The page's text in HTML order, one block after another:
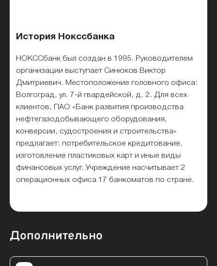
История Нокссбанка
НОКССбанк был создан в 1995. Руководителем
организации выступает Синюков Виктор
Дмитриевич. Местоположение головного офиса:
Волгоград, ул. 7-й гвардейской, д. 2. Для всех
клиентов, ПАО «Банк развития производства
нефтегазодобывающего оборудования,
конверсии, судостроения и строительства»
предлагает: потребительское кредитование,
изготовление пластиковых карт и иные виды
финансовых услуг. Учреждение насчитывает 2
операционных офиса 17 банкоматов по стране.
Дополнительно